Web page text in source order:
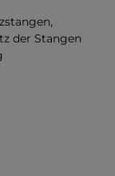
der Stangen